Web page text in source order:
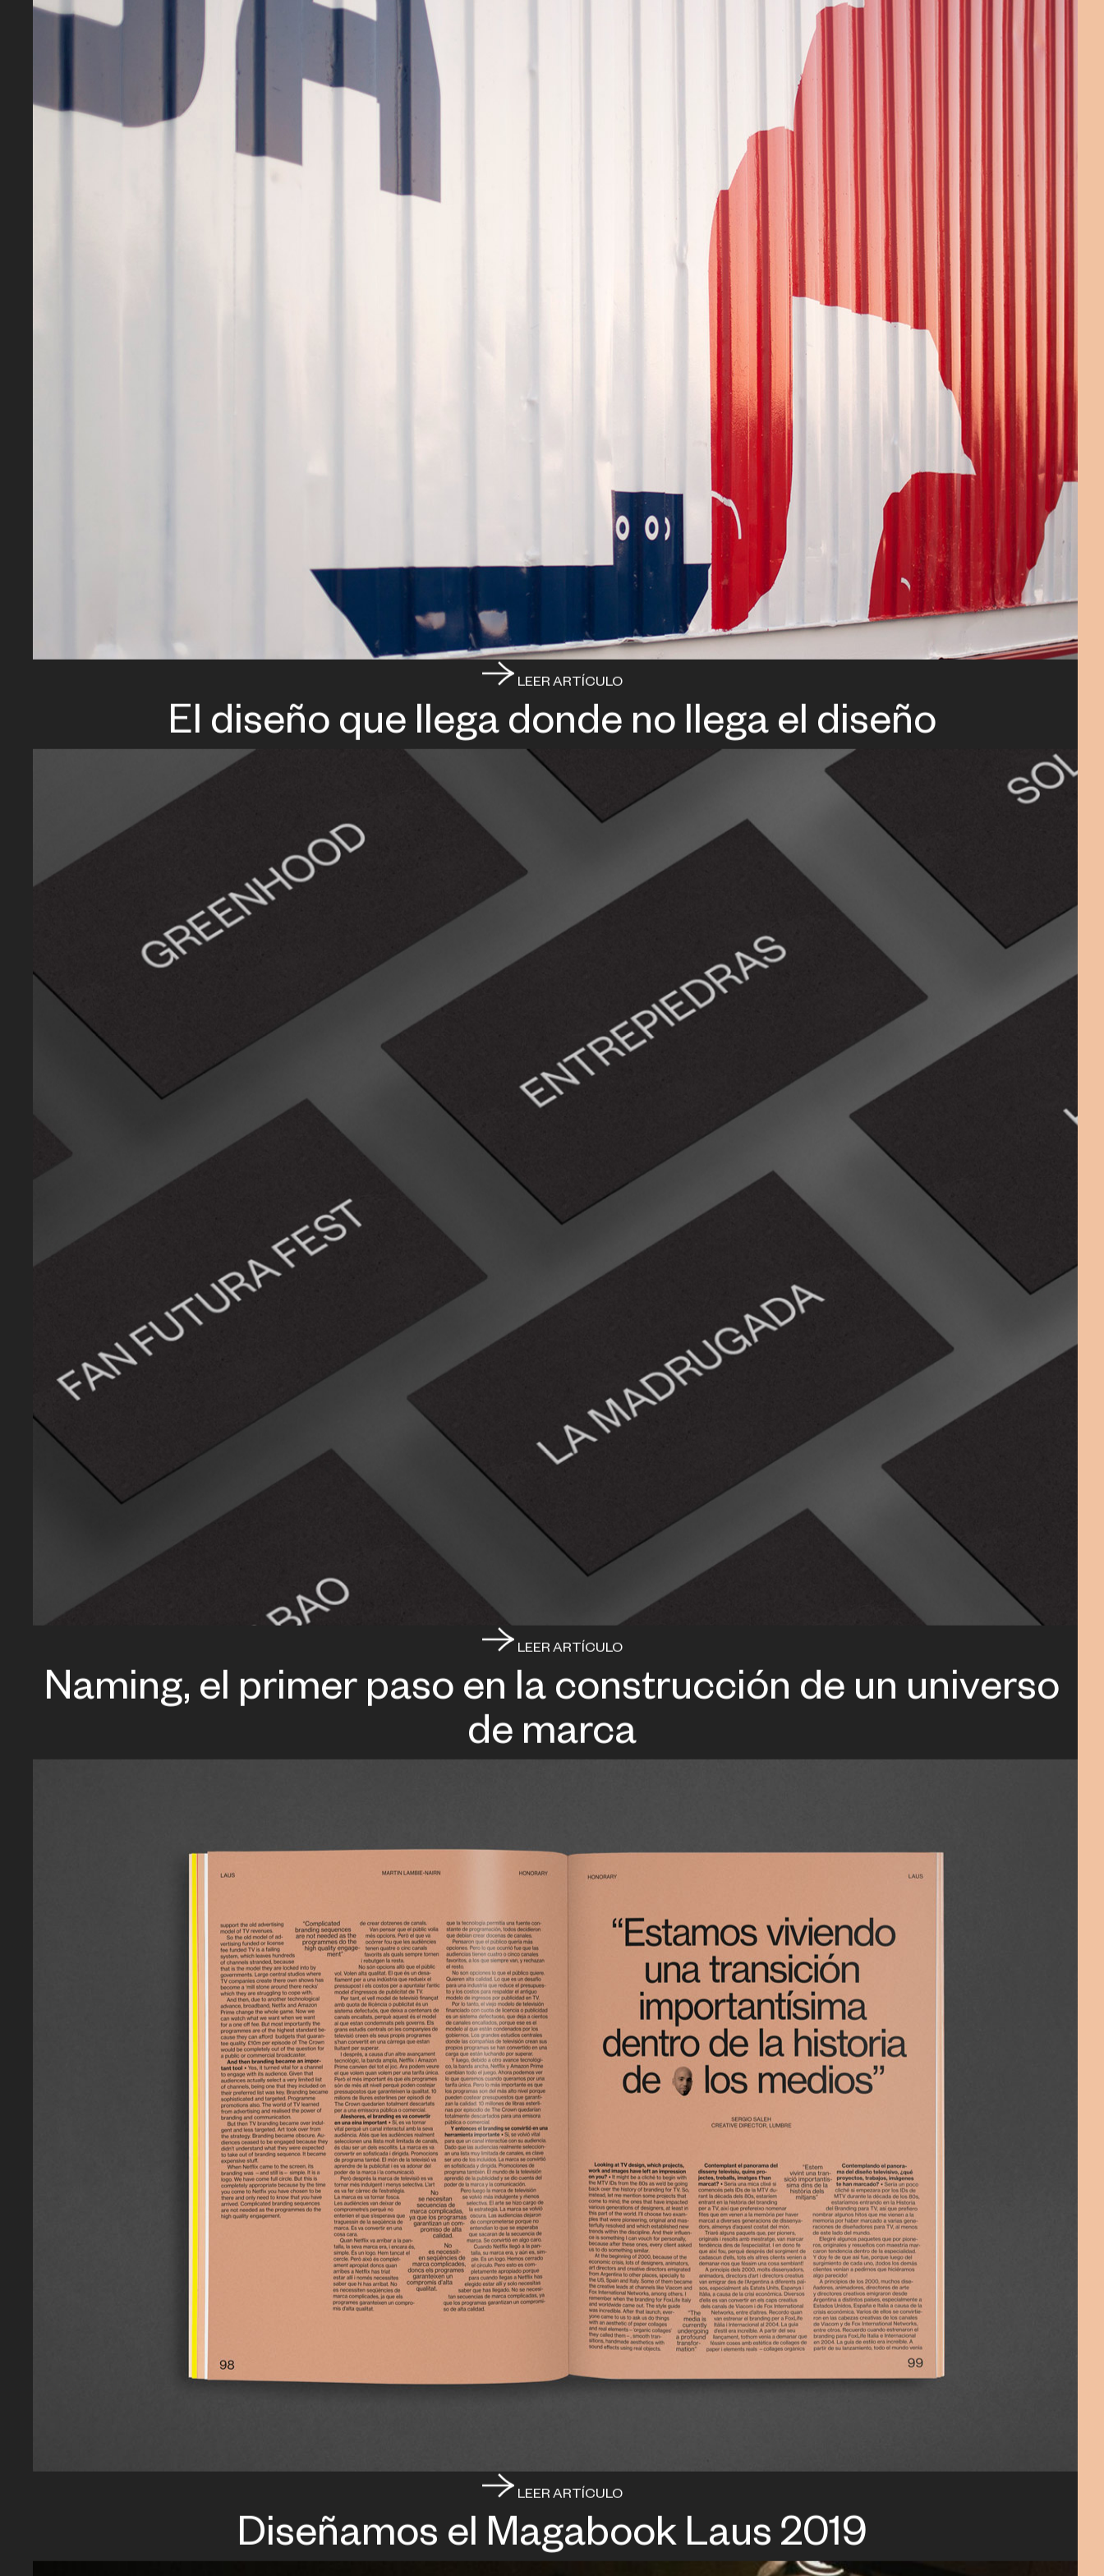
LEER ARTÍCULO
El diseño que llega donde no llega el diseño
LEER ARTÍCULO
Naming, el primer paso en la construcción de un universo
de marca
LEER ARTÍCULO
Diseñamos el Magabook Laus 2019